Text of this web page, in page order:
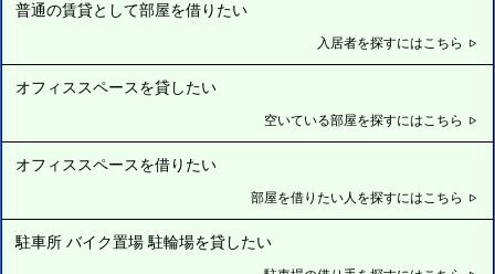
普通の賃貸として部屋を借りたい
入居者を探すにはこちら
オフィススペースを貸したい
空いている部屋を探すにはこちら
オフィススペースを借りたい
部屋を借りたい人を探すにはこちら
駐車所 バイク置場 駐輪場を貸したい